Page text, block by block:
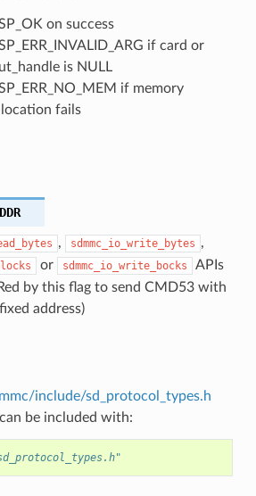
on success
if card or
is NULL
if memory
fails
, sdmmc_io_write_bytes ,
or sdmmc_io_write_bocks
APIs
by this flag to send CMD53 with
address)
include/sd_protocol_types.h
be included with: